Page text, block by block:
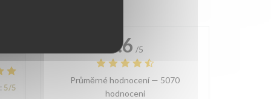
: 5/5
4.6 /5
Průměrné hodnocení — 5070
hodnoceni